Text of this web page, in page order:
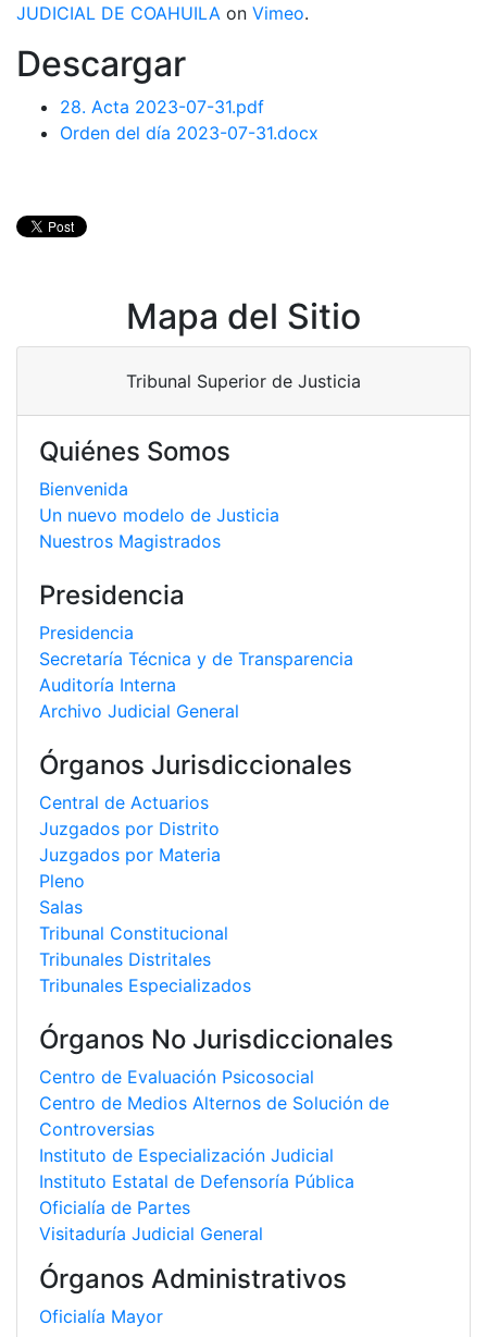
JUDICIAL DE COAHUILA on Vimeo.
Descargar
28. Acta 2023-07-31.pdf
Orden del día 2023-07-31.docx
Mapa del Sitio
Tribunal Superior de Justicia
Quiénes Somos
Bienvenida
Un nuevo modelo de Justicia
Nuestros Magistrados
Presidencia
Presidencia
Secretaría Técnica y de Transparencia
Auditoría Interna
Archivo Judicial General
Órganos Jurisdiccionales
Central de Actuarios
Juzgados por Distrito
Juzgados por Materia
Pleno
Salas
Tribunal Constitucional
Tribunales Distritales
Tribunales Especializados
Órganos No Jurisdiccionales
Centro de Evaluación Psicosocial
Centro de Medios Alternos de Solución de
Controversias
Instituto de Especialización Judicial
Instituto Estatal de Defensoría Pública
Oficialía de Partes
Visitaduría Judicial General
Órganos Administrativos
Oficialía Mayor